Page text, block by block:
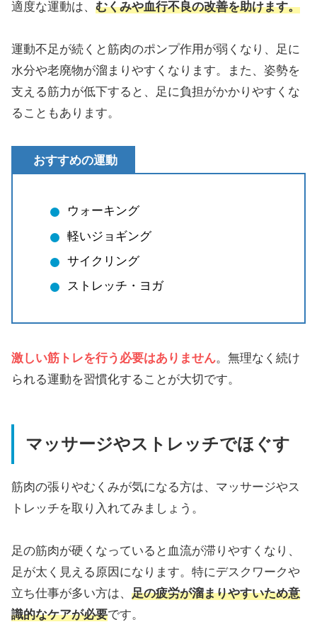
適度な運動は、 むくみや血行不良の改善を助けます。
運動不足が続くと筋肉のポンプ作用が弱くなり、足に
水分や老廃物が溜まりやすくなります。また、姿勢を
支える筋力が低下すると、足に負担がかかりやすくな
ることもあります。
おすすめの運動
ウォーキング
軽いジョギング
サイクリング
ストレッチ・ヨガ
激しい筋トレを行う必要はありません。無理なく続け
られる運動を習慣化することが大切です。
マッサージやストレッチでほぐす
筋肉の張りやむくみが気になる方は、マッサージやス
トレッチを取り入れてみましょう。
足の筋肉が硬くなっていると血流が滞りやすくなり、
足が太く見える原因になります。特にデスクワークや
立ち仕事が多い方は、 足の疲労が溜まりやすいため意
識的なケアが必要です。